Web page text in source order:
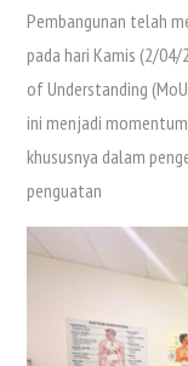
Pembangunan telah
pada hari Kamis (2/
of Understanding
ini menjadi
khususnya dalam
penguatan